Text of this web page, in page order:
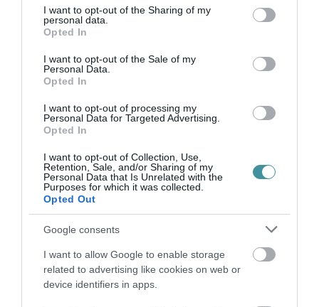
not limited to your visit or usage behaviour. You may click to
grant or deny consent to Google and its third-party tags to
use your data for below specified purposes in below Google
consent section.
I want to opt-out of the Sharing of my
personal data.
Opted In
I want to opt-out of the Sale of my
Personal Data.
Opted In
I want to opt-out of processing my
Personal Data for Targeted Advertising.
Opted In
I want to opt-out of Collection, Use,
Retention, Sale, and/or Sharing of my
Personal Data that Is Unrelated with the
Purposes for which it was collected.
Opted Out
Google consents
I want to allow Google to enable storage
related to advertising like cookies on web or
device identifiers in apps.
TÖBB MINT EGY HÓNAP IS LEHET, MIRE
TELJESEN ÚJRAINDUL A P...
DIGITÁLIS TANULÁS ELŐNYEI
2026. augusztus 07|Promóció
ÚJRAINDULNAK A KORÁBBAN
2026. augusztus 07|Eger ügye